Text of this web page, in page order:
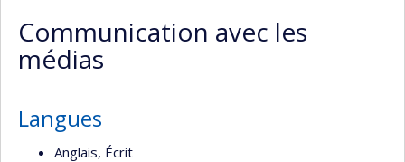
(faculté,département,école)
web
Communication avec les
médias
Langues
Anglais, Écrit